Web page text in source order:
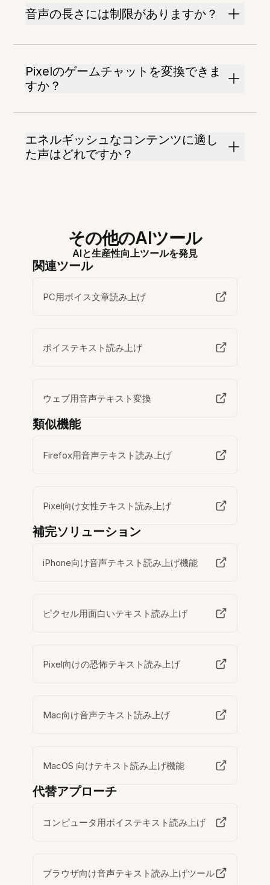
音声の長さには制限がありますか？
Pixelのゲームチャットを変換できま
すか？
エネルギッシュなコンテンツに適し
た声はどれですか？
その他のAIツール
AIと生産性向上ツールを発見
関連ツール
PC用ボイス文章読み上げ
ボイステキスト読み上げ
ウェブ用音声テキスト変換
類似機能
Firefox用音声テキスト読み上げ
Pixel向け女性テキスト読み上げ
補完ソリューション
iPhone向け音声テキスト読み上げ機能
ピクセル用面白いテキスト読み上げ
Pixel向けの恐怖テキスト読み上げ
Mac向け音声テキスト読み上げ
MacOS 向けテキスト読み上げ機能
代替アプローチ
コンピュータ用ボイステキスト読み上げ
ブラウザ向け音声テキスト読み上げツール